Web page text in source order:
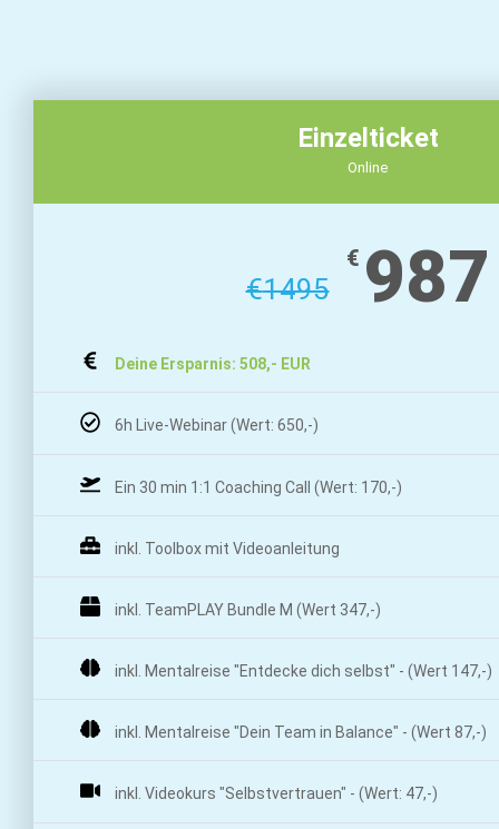
Einzelticket
Online
€1495
€ 987
Deine Ersparnis: 508,- EUR
6h Live-Webinar (Wert: 650,-)
Ein 30 min 1:1 Coaching Call (Wert: 170,-)
inkl. Toolbox mit Videoanleitung
inkl. TeamPLAY Bundle M (Wert 347,-)
inkl. Mentalreise "Entdecke dich selbst" - (Wert 147,-)
inkl. Mentalreise "Dein Team in Balance" - (Wert 87,-)
inkl. Videokurs "Selbstvertrauen" - (Wert: 47,-)